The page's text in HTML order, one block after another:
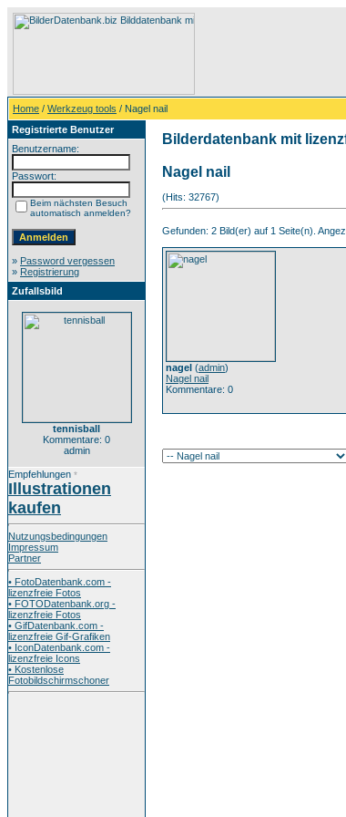
Home / Werkzeug tools / Nagel nail
Registrierte Benutzer
Benutzername:
Passwort:
Beim nächsten Besuch
automatisch anmelden?
» Password vergessen
» Registrierung
Zufallsbild
tennisball
Kommentare: 0
admin
Empfehlungen *
Illustrationen
kaufen
Nutzungsbedingungen
Impressum
Partner
• FotoDatenbank.com -
lizenzfreie Fotos
• FOTODatenbank.org -
lizenzfreie Fotos
• GifDatenbank.com -
lizenzfreie Gif-Grafiken
• IconDatenbank.com -
lizenzfreie Icons
• Kostenlose
Fotobildschirmschoner
Bilderdatenbank mit
Nagel nail
(Hits: 32767)
Gefunden: 2 Bild(er) auf 1 Seite(n).
nagel (admin)
Nagel nail
Kommentare: 0